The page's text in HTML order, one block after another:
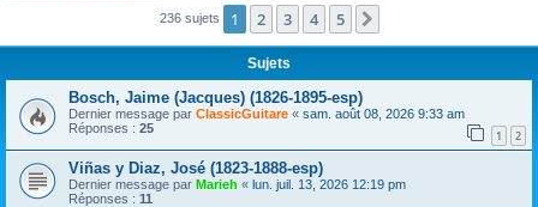
236 sujets 1 2 3 4 5
Sujets
Bosch, Jaime (Jacques) (1826-1895-esp)
Dernier message par ClassicGuitare « sam. août 08, 2026 9:33 am
Réponses : 25 1 2
Viñas y Diaz, José (1823-1888-esp)
Dernier message par Marieh « lun. juil. 13, 2026 12:19 pm
Réponses : 11